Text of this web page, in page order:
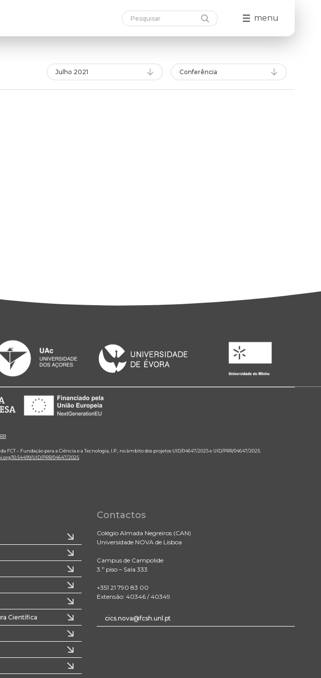
menu
Julho 2021 Conferência
– Fundação para a Ciência e a Tecnologia, I.P., no âmbito dos projetos UID/04647/2025 e UID/PRR/04647/2025.
10.54499/UID/PRR/04647/2025
Científica
Contactos
Colégio Almada Negreiros (CAN)
Universidade NOVA de Lisboa
Campus de Campolide
3.º piso – Sala 333
+351 21 790 83 00
Extensão: 40346 / 40349
cics.nova@fcsh.unl.pt